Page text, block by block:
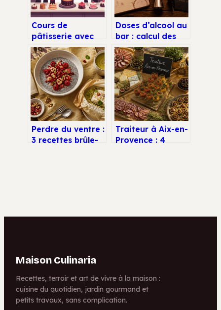
Cours de
pâtisserie avec
cyril lignac :
comment bien les
choisir et en
profiter
Doses d’alcool au
bar : calcul des
volumes,
rentabilité et
obligations
légales
Perdre du ventre :
3 recettes brûle-
Traiteur à Aix-en-
Provence : 4
Maison Culinaria
Recettes, terroir et art de vivre à la maison :
cuisine du quotidien, jardin gourmand et
petits travaux, sans complication.